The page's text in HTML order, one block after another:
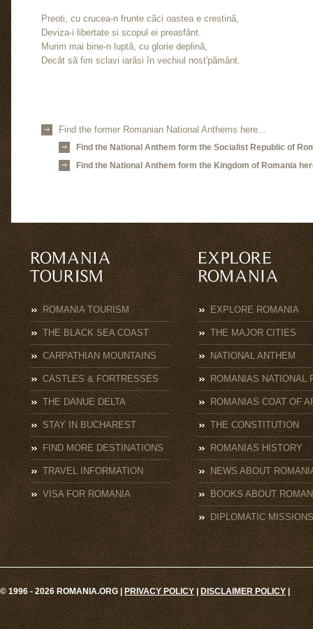
Preoti, cu crucea-n frunte cãci oastea e crestinã,
Deviza-i libertate si scopul ei preasfânt.
Murim mai bine-n luptã, cu glorie deplinã,
Decât sã fim sclavi iarãsi în vechiul nost'pãmânt.
Find the former Romanian National Anthems here...
Find the National Anthem form the Socialist Republic of
Find the National Anthem form the Kingdom of Romania
ROMANIA TOURISM
THE BLACK SEA COAST
CARPATHIAN MOUNTAINS
CASTLES & FORTRESSES
THE DANUE DELTA
STAY IN BUCHAREST
FIND MORE DESTINATIONS
TRAVEL INFORMATION
VISA FOR ROMANIA
EXPLORE ROMANIA
THE MAJOR CITIES
NATIONAL ANTHEM
ROMANIAS NATIONAL
ROMANIAS COAT OF
THE CONSTITUTION
ROMANIAS HISTORY
NEWS ABOUT
BOOKS ABOUT
DIPLOMATIC MISSIONS
© 1996 - 2026 ROMANIA.ORG |PRIVACY POLICY|DISCLAIMER POLICY|